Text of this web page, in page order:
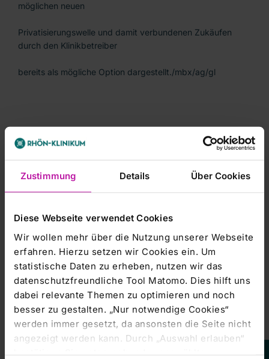
Zustimmung Details Über Cookies
Diese Webseite verwendet Cookies
Wir wollen mehr über die Nutzung unserer Webseite
erfahren. Hierzu setzen wir Cookies ein. Um
statistische Daten zu erheben, nutzen wir das
datenschutzfreundliche Tool Matomo. Dies hilft uns
dabei relevante Themen zu optimieren und noch
besser zu gestalten. „Nur notwendige Cookies“
werden immer gesetzt, da ansonsten die Seite nicht
angezeigt werden kann. Durch „Auswahl erlauben“
bestätigen Sie entsprechend ausgewählte
möglichen neuen
Privatisierungswelle und damit verbundenen Zukäufen
durch den Klinikbetreiber
bereits als mögliche Option dargestellt./mbx/ag/gl
-----------------------